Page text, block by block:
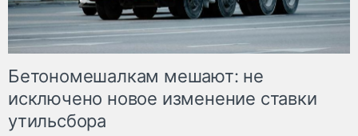
Бетономешалкам мешают: не
исключено новое изменение ставки
утильсбора